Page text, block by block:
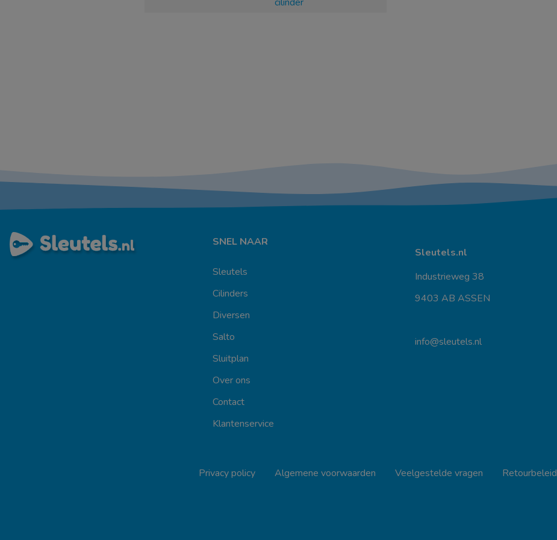
SNEL NAAR
Sleutels
Cilinders
Diversen
Salto
Sluitplan
Over ons
Contact
Klantenservice
Sleutels.nl
Industrieweg 38
9403 AB ASSEN
info@sleutels.nl
Privacy policy Algemene voorwaarden Veelgestelde vragen Retourbeleid